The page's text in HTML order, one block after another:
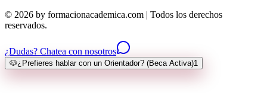
© 2026 by formacionacademica.com | Todos los derechos
reservados.
¿Dudas? Chatea con nosotros
🐶¿Prefieres hablar con un Orientador? (Beca Activa)1